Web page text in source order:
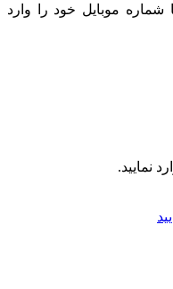
موبایل خود را وارد
نمایید.